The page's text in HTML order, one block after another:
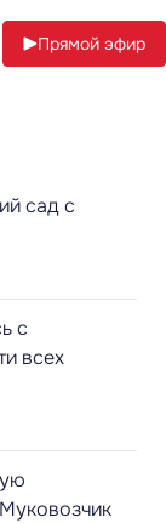
Прямой эфир
сад с
с
всех